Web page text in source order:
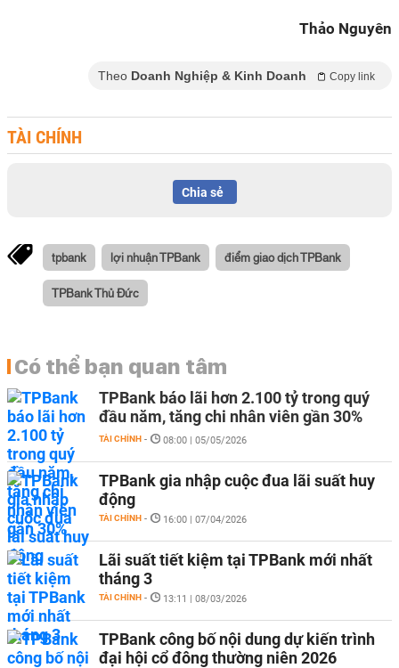
Thảo Nguyên
Theo Doanh Nghiệp & Kinh Doanh Copy link
TÀI CHÍNH
Chia sẻ
tpbank lợi nhuận TPBank điểm giao dịch TPBank
TPBank Thủ Đức
Có thể bạn quan tâm
TPBank báo lãi hơn 2.100 tỷ trong quý
đầu năm, tăng chi nhân viên gần 30%
TÀI CHÍNH - 08:00 | 05/05/2026
TPBank gia nhập cuộc đua lãi suất huy
động
TÀI CHÍNH - 16:00 | 07/04/2026
Lãi suất tiết kiệm tại TPBank mới nhất
tháng 3
TÀI CHÍNH - 13:11 | 08/03/2026
TPBank công bố nội dung dự kiến trình
đại hội cổ đông thường niên 2026